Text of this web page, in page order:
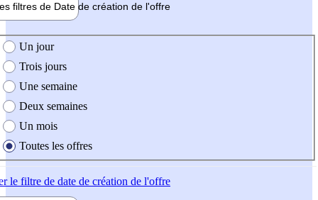
filtres de Date de création de l'offre
création de l'offre
Un jour
Trois jours
Une semaine
Deux semaines
Un mois
Toutes les offres
le filtre de date de création de l'offre